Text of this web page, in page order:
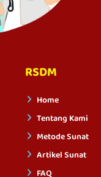
RSDM
Home
Tentang Kami
Metode Sunat
Artikel Sunat
FAQ